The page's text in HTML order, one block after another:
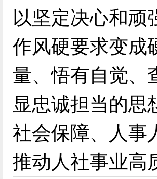
以坚定决心和顽
作风硬要求变成
量、悟有自觉、
显忠诚担当的思
社会保障、人事
推动人社事业高